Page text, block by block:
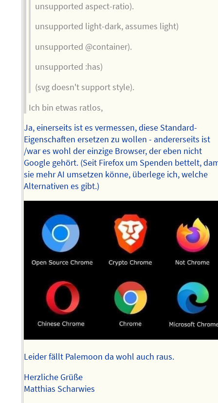
unsupported aspect-ratio).
unsupported light-dark, assumes light)
unsupported @container).
unsupported :has)
(svg doesn't support style).
Ich bin etwas ratlos,
Ja, einerseits ist es vermessen, diese Standard-
Eigenschaften ersetzen zu wollen - andererseits ist
/war es wohl der einzige Browser, der eben nicht
Google gehört. (Seit Firefox um Spenden bettelt,
sie mehr AI umsetzen könne, überlege ich, welche
Alternativen es gibt.)
Leider fällt Palemoon da wohl auch raus.
Herzliche Grüße
Matthias Scharwies